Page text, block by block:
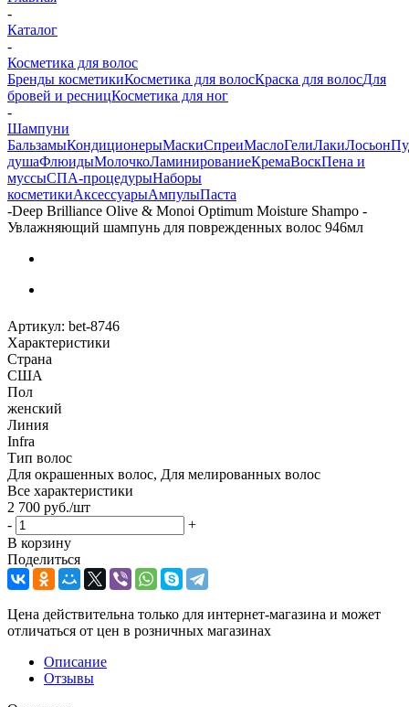
-
Каталог
-
Косметика для волос
Бренды косметикиКосметика для волосКраска для волосДля
бровей и ресницКосметика для ног
-
Шампуни
БальзамыКондиционерыМаскиСпреиМаслоГелиЛакиЛосьон
душаФлюидыМолочкоЛаминированиеКремаВоскПена и
муссыСПА-процедурыНаборы
косметикиАксессуарыАмпулыПаста
-Deep Brilliance Olive & Monoi Optimum Moisture Shampo -
Увлажняющий шампунь для поврежденных волос 946мл
Артикул: bet-8746
Характеристики
Страна
США
Пол
женский
Линия
Infra
Тип волос
Для окрашенных волос, Для мелированных волос
Все характеристики
2 700 руб./шт
-
+
В корзину
Поделиться
Цена действительна только для интернет-магазина и может
отличаться от цен в розничных магазинах
Описание
Отзывы